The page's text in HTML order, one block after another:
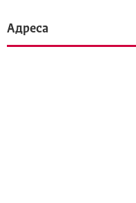
Адреса